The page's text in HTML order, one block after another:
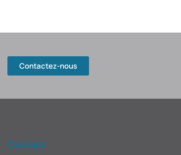
Contactez-nous
Contact